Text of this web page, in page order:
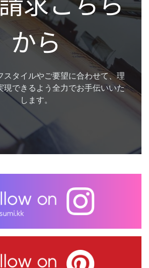
から
スタイルやご要望に合わせて、理
現できるよう全力でお手伝いいた
します。